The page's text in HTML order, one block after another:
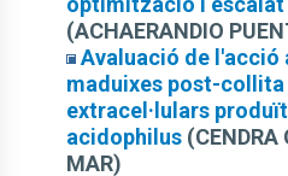
(ACHAERANDIO
Avaluació de l'acció
maduixes post-
extracel·lulars
acidophilus (CENDRA
MAR)